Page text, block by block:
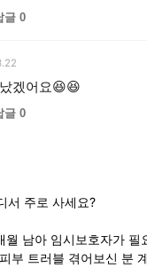
글 0
겠어요😆😆
글 0
서 주로 사세요?
월 남아 임시보호자가 필
부 트러블 겪어보신 분